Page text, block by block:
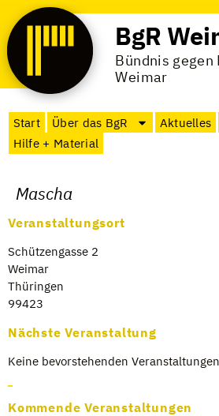
BgR
Bündnis
Weimar
Start Über das BgR Aktuelles
Hilfe + Material
Mascha
Veranstaltungsort
Schüt­zen­gasse 2
Wei­mar
Thü­rin­gen
99423
Nächste Veranstaltung
Keine bevor­ste­hen­den Ver­an­stal­tun­gen
Kommende Veranstaltungen